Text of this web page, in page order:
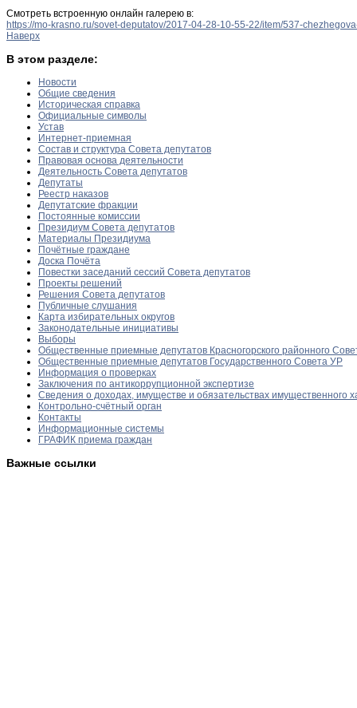
Смотреть встроенную онлайн галерею в:
https://mo-krasno.ru/sovet-deputatov/2017-04-28-10-55-22/item/537-
Наверх
В этом разделе:
Новости
Общие сведения
Историческая справка
Официальные символы
Устав
Интернет-приемная
Состав и структура Совета депутатов
Правовая основа деятельности
Деятельность Совета депутатов
Депутаты
Реестр наказов
Депутатские фракции
Постоянные комиссии
Президиум Совета депутатов
Материалы Президиума
Почётные граждане
Доска Почёта
Повестки заседаний сессий Совета депутатов
Проекты решений
Решения Совета депутатов
Публичные слушания
Карта избирательных округов
Законодательные инициативы
Выборы
Общественные приемные депутатов Красногорского районного
Общественные приемные депутатов Государственного Совета УР
Информация о проверках
Заключения по антикоррупционной экспертизе
Сведения о доходах, имуществе и обязательствах имущественного
Контрольно-счётный орган
Контакты
Информационные системы
ГРАФИК приема граждан
Важные ссылки